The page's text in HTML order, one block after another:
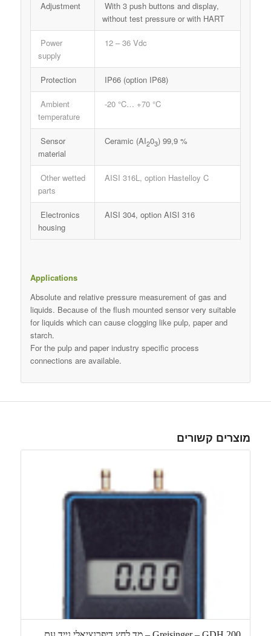
Adjustment
With 3 push buttons and display,
without test pressure or with HART
Power
supply
12 – 36 Vdc
Protection IP66 (option IP68)
Ambient
temperature
-20 °C… +70 °C
Sensor
material
Ceramic (AI203) 99,9 %
Other wetted
parts
AISI 316L, option Hastelloy C
Electronics
housing
AISI 304, option AISI 316
Applications
Absolute and relative pressure measurement of gas and
liquids. Because of the flush mounted sensor very suitable
for liquids which can cause clogging like pulp, paper and
starch.
For the pulp and paper industry specific process
connections are available.
מוצרים קשורים